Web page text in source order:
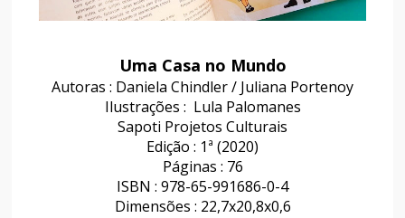
Uma Casa no Mundo
Autoras : Daniela Chindler / Juliana Portenoy
Ilustrações : Lula Palomanes
Sapoti Projetos Culturais
Edição : 1ª (2020)
Páginas : 76
ISBN : 978-65-991686-0-4
Dimensões : 22,7x20,8x0,6